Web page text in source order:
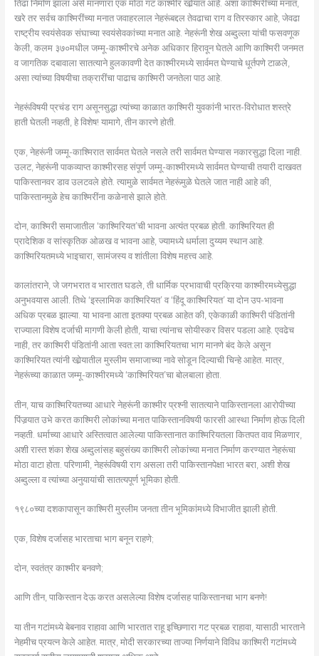
तिढा निर्माण झाला असे मानणारा एक मोठा गट काश्मीर खोर्‍यात आहे. अशा काश्मिरींच्या मनात,
खरे तर सर्वच काश्मिरींच्या मनात जवाहरलाल नेहरूंबद्दल तेवढाचा राग व तिरस्कार आहे, जेवढा
राष्ट्रीय स्वयंसेवक संघाच्या स्वयंसेवकांच्या मनात आहे. नेहरूंनी शेख अब्दुल्ला यांची फसवणूक
केली, कलम ३७०मधील जम्मू-काश्मीरचे अनेक अधिकार हिरावून घेतले आणि काश्मिरी जनमत
व जागतिक दबावाला सातत्याने हुलकावणी देत काश्मीरमध्ये सार्वमत घेण्याचे धूर्तपणे टाळले,
असा त्यांच्या विषयीचा तक्रारींचा पाढाच काश्मिरी जनतेला पाठ आहे.
नेहरूंविषयी प्रचंड राग असूनसुद्धा त्यांच्या काळात काश्मिरी युवकांनी भारत-विरोधात शस्त्रे
हाती घेतली नव्हती, हे विशेष! यामागे, तीन कारणे होती.
एक, नेहरूंनी जम्मू-काश्मिरात सार्वमत घेतले नसले तरी सार्वमत घेण्यास नकारसुद्धा दिला नाही.
उलट, नेहरूंनी पाकव्याप्त काश्मीरसह संपूर्ण जम्मू-काश्मीरमध्ये सार्वमत घेण्याची तयारी दाखवत
पाकिस्तानवर डाव उलटवले होते. त्यामुळे सार्वमत नेहरूंमुळे घेतले जात नाही आहे की,
पाकिस्तानमुळे हेच काश्मिरींना कळेनासे झाले होते.
दोन, काश्मिरी समाजातील ‘काश्मिरियत’ची भावना अत्यंत प्रबळ होती. काश्मिरियत ही
प्रादेशिक व सांस्कृतिक ओळख व भावना आहे, ज्यामध्ये धर्माला दुय्यम स्थान आहे.
काश्मिरियतमध्ये भाइचारा, सामंजस्य व शांतीला विशेष महत्त्व आहे.
कालांतराने, जे जगभरात व भारतात घडले, ती धार्मिक प्रभावाची प्रक्रिया काश्मीरमध्येसुद्धा
अनुभवयास आली. तिथे ‘इस्लामिक काश्मिरियत’ व ‘हिंदू काश्मिरियत’ या दोन उप-भावना
अधिक प्रबळ झाल्या. या भावना आता इतक्या प्रबळ आहेत की, एकेकाळी काश्मिरी पंडितांनी
राज्याला विशेष दर्जाची मागणी केली होती, याचा त्यांनाच सोयीस्कर विसर पडला आहे. एवढेच
नाही, तर काश्मिरी पंडितांनी आता स्वत:ला काश्मिरियतचा भाग मानणे बंद केले असून
काश्मिरियत त्यांनी खोर्‍यातील मुस्लीम समाजाच्या नावे सोडून दिल्याची चिन्हे आहेत. मात्र,
नेहरूंच्या काळात जम्मू-काश्मीरमध्ये ‘काश्मिरियत’चा बोलबाला होता.
तीन, याच काश्मिरियतच्या आधारे नेहरूंनी काश्मीर प्रश्नी सातत्याने पाकिस्तानला आरोपीच्या
पिंजर्‍यात उभे करत काश्मिरी लोकांच्या मनात पाकिस्तानविषयी फारसी आस्था निर्माण होऊ दिली
नव्हती. धर्माच्या आधारे अस्तित्वात आलेल्या पाकिस्तानात काश्मिरियतला कितपत वाव मिळणार,
अशी रास्त शंका शेख अब्दुलांसह बहुसंख्य काश्मिरी लोकांच्या मनात निर्माण करण्यात नेहरूंचा
मोठा वाटा होता. परिणामी, नेहरूंविषयी राग असला तरी पाकिस्तानपेक्षा भारत बरा, अशी शेख
अब्दुल्ला व त्यांच्या अनुयायांची सातत्यपूर्ण भूमिका होती.
१९८०च्या दशकापासून काश्मिरी मुस्लीम जनता तीन भूमिकांमध्ये विभाजीत झाली होती.
एक, विशेष दर्जासह भारताचा भाग बनून राहणे;
दोन, स्वतंत्र काश्मीर बनवणे;
आणि तीन, पाकिस्तान देऊ करत असलेल्या विशेष दर्जासह पाकिस्तानचा भाग बनणे!
या तीन गटांमध्ये बेबनाव राहावा आणि भारतात राहू इच्छिणारा गट प्रबळ राहावा, यासाठी भारताने
नेहमीच प्रयत्न केले आहेत. मात्र, मोदी सरकारच्या ताज्या निर्णयाने विविध काश्मिरी गटांमध्ये